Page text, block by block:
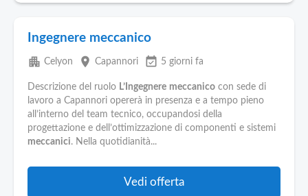
Ingegnere meccanico
apartment Celyon place Capannori event_available 5 giorni fa
Descrizione del ruolo L’Ingegnere meccanico con sede di
lavoro a Capannori opererà in presenza e a tempo pieno
all’interno del team tecnico, occupandosi della
progettazione e dell’ottimizzazione di componenti e sistemi
meccanici. Nella quotidianità...
Vedi offerta